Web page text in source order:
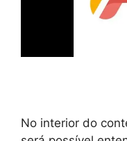
No interior do